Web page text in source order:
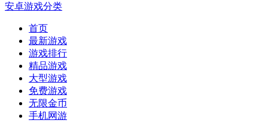
安卓游戏分类
首页
最新游戏
游戏排行
精品游戏
大型游戏
免费游戏
无限金币
手机网游